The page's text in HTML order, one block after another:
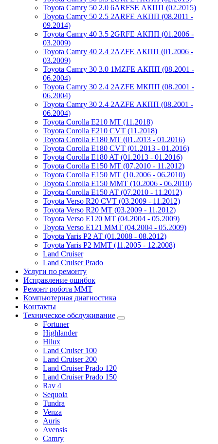
Toyota Camry 50 2.0 6ARFSE АКПП (02.2015)
Toyota Camry 50 2.5 2ARFE АКПП (08.2011 -
09.2014)
Toyota Camry 40 3.5 2GRFE АКПП (01.2006 -
03.2009)
Toyota Camry 40 2.4 2AZFE АКПП (01.2006 -
03.2009)
Toyota Camry 30 3.0 1MZFE АКПП (08.2001 -
06.2004)
Toyota Camry 30 2.4 2AZFE МКПП (08.2001 -
06.2004)
Toyota Camry 30 2.4 2AZFE АКПП (08.2001 -
06.2004)
Toyota Corolla E210 MT (11.2018)
Toyota Corolla E210 CVT (11.2018)
Toyota Corolla E180 MT (01.2013 - 01.2016)
Toyota Corolla E180 CVT (01.2013 - 01.2016)
Toyota Corolla E180 AT (01.2013 - 01.2016)
Toyota Corolla E150 MT (07.2010 - 11.2012)
Toyota Corolla E150 MT (10.2006 - 06.2010)
Toyota Corolla E150 MMT (10.2006 - 06.2010)
Toyota Corolla E150 AT (07.2010 - 11.2012)
Toyota Verso R20 CVT (03.2009 - 11.2012)
Toyota Verso R20 MT (03.2009 - 11.2012)
Toyota Verso E120 MT (04.2004 - 05.2009)
Toyota Verso E121 MMT (04.2004 - 05.2009)
Toyota Yaris P2 AT (01.2008 - 08.2012)
Toyota Yaris P2 MMT (11.2005 - 12.2008)
Land Cruiser
Land Cruiser Prado
Услуги по ремонту
Исправление ошибок
Ремонт робота MMT
Компьютерная диагностика
Контакты
Техническое обслуживание
Fortuner
Highlander
Hilux
Land Cruiser 100
Land Cruiser 200
Land Cruiser Prado 120
Land Cruiser Prado 150
Rav 4
Sequoia
Tundra
Venza
Auris
Avensis
Camry